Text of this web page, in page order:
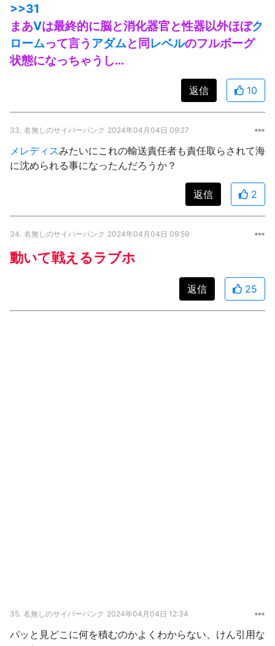
>>31
まあVは最終的に脳と消化器官と性器以外ほぼク
ロームって言う アダムと同レベルのフルボーグ
状態になっちゃうし…
返信 10
33. 名無しのサイバーパンク 2024年04月04日 09:27
メレディスみたいにこれの輸送責任者も責任取らされて海
に沈められる事になったんだろうか？
返信 2
34. 名無しのサイバーパンク 2024年04月04日 09:59
動いて戦えるラブホ
返信 25
35. 名無しのサイバーパンク 2024年04月04日 12:34
パッと見どこに何を積むのかよくわからない、けん引用な